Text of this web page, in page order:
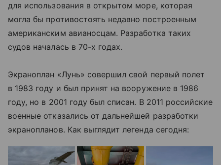
для использования в открытом море, которая
могла бы противостоять недавно построенным
американским авианосцам. Разработка таких
судов началась в 70-х годах.
Экраноплан «Лунь» совершил свой первый полет
в 1983 году и был принят на вооружение в 1986
году, но в 2001 году был списан. В 2011 российские
военные отказались от дальнейшей разработки
экранопланов. Как выглядит легенда сегодня: